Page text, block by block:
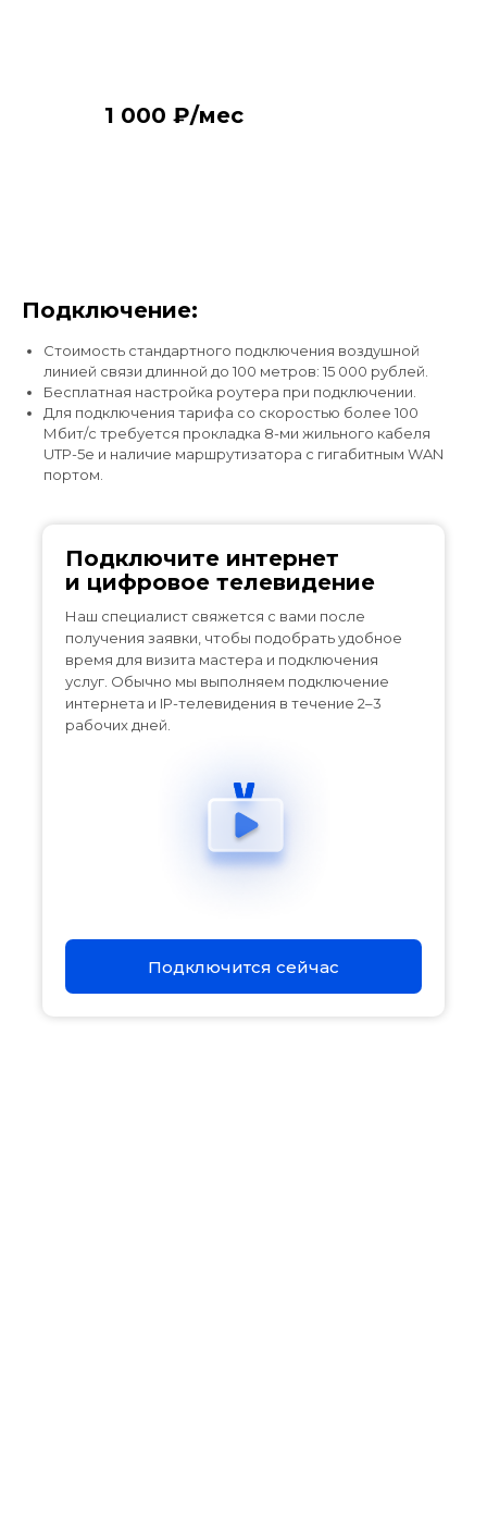
1 000 ₽/мес
Подключение:
Стоимость стандартного подключения воздушной
линией связи длинной до 100 метров: 15 000 рублей.
Бесплатная настройка роутера при подключении.
Для подключения тарифа со скоростью более 100
Мбит/с требуется прокладка 8-ми жильного кабеля
UTP-5e и наличие маршрутизатора с гигабитным WAN
портом.
Подключится сейчас
Наш специалист свяжется с вами после
получения заявки, чтобы подобрать удобное
время для визита мастера и подключения
услуг. Обычно мы выполняем подключение
интернета и IP-телевидения в течение 2–3
рабочих дней.
Подключите интернет
и цифровое телевидение
Подключите интернет и
цифровое телевидение